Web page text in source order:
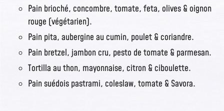
Pain brioché, concombre, tomate, feta, olives & oignon
rouge (végétarien).
Pain pita, aubergine au cumin, poulet & coriandre.
Pain bretzel, jambon cru, pesto de tomate & parmesan.
Tortilla au thon, mayonnaise, citron & ciboulette.
Pain suédois pastrami, coleslaw, tomate & Savora.